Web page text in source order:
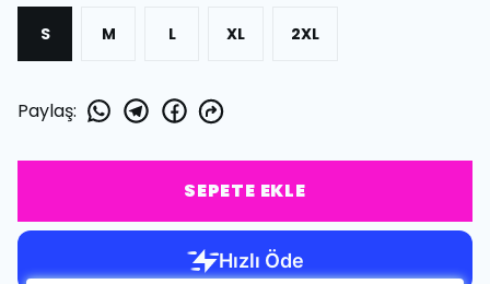
S M L XL 2XL
Paylaş:
SEPETE EKLE